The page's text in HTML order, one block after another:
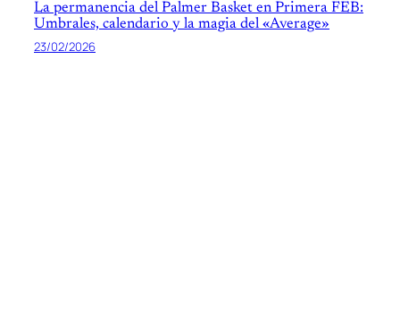
La permanencia del Palmer Basket en Primera FEB:
Umbrales, calendario y la magia del «Average»
23/02/2026